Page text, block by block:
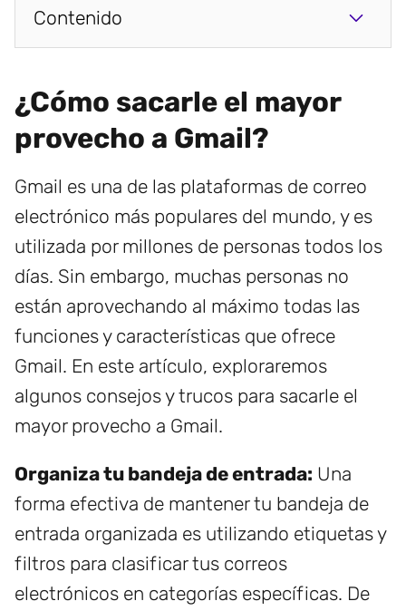
Contenido
¿Cómo sacarle el mayor
provecho a Gmail?
Gmail es una de las plataformas de correo
electrónico más populares del mundo, y es
utilizada por millones de personas todos los
días. Sin embargo, muchas personas no
están aprovechando al máximo todas las
funciones y características que ofrece
Gmail. En este artículo, exploraremos
algunos consejos y trucos para sacarle el
mayor provecho a Gmail.
Organiza tu bandeja de entrada: Una
forma efectiva de mantener tu bandeja de
entrada organizada es utilizando etiquetas y
filtros para clasificar tus correos
electrónicos en categorías específicas. De